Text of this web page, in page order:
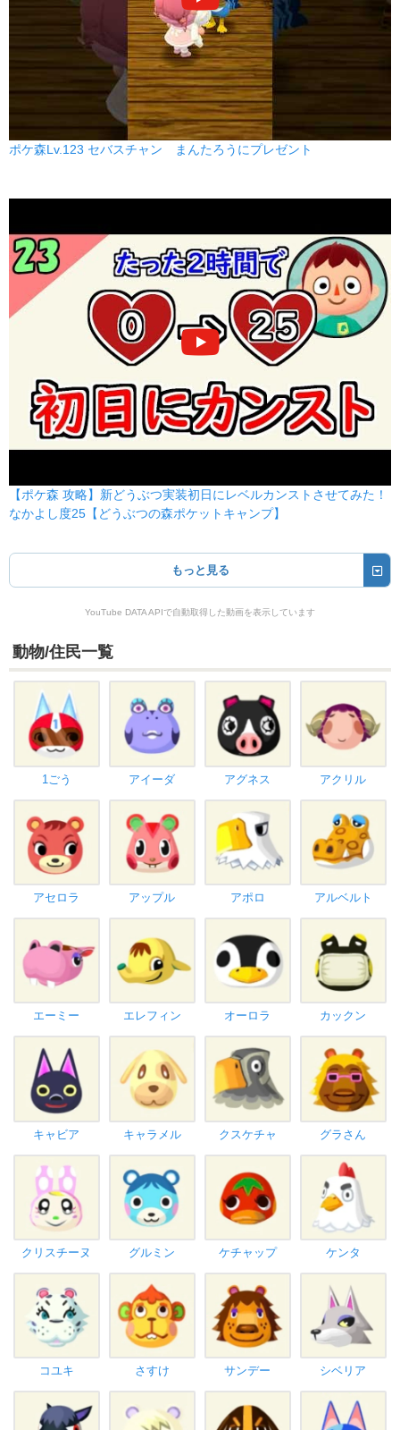
ポケ森Lv.123 セバスチャン まんたろうにプレゼント
【ポケ森 攻略】新どうぶつ実装初日にレベルカンストさせてみた！
なかよし度25【どうぶつの森ポケットキャンプ】
もっと見る
YouTube DATA APIで自動取得した動画を表示しています
動物/住民一覧
1ごう アイーダ アグネス アクリル
アセロラ アップル アポロ アルベルト
エーミー エレフィン オーロラ カックン
キャビア キャラメル クスケチャ グラさん
クリスチーヌ グルミン ケチャップ ケンタ
コユキ さすけ サンデー シベリア